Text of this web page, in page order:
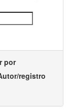
por
registro